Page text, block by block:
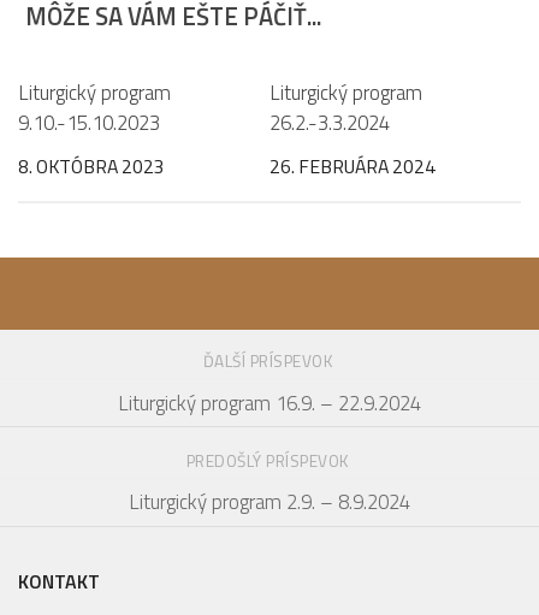
MÔŽE SA VÁM EŠTE PÁČIŤ...
Liturgický program
9.10.-15.10.2023
8. OKTÓBRA 2023
Liturgický program
26.2.-3.3.2024
26. FEBRUÁRA 2024
ĎALŠÍ PRÍSPEVOK
Liturgický program 16.9. – 22.9.2024
PREDOŠLÝ PRÍSPEVOK
Liturgický program 2.9. – 8.9.2024
KONTAKT